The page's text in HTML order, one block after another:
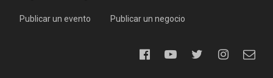
Publicar un evento Publicar un negocio